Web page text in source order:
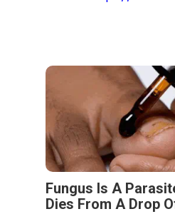
Fungus Is A
Dies From A Drop